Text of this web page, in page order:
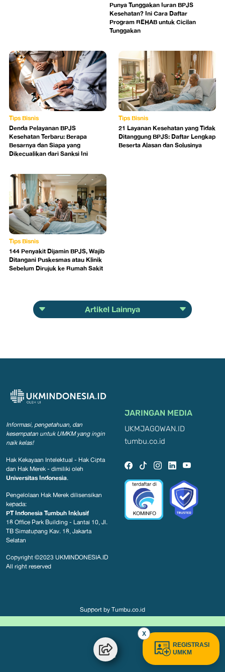
Punya Tunggakan Iuran BPJS
Kesehatan? Ini Cara Daftar
Program REHAB untuk Cicilan
Tunggakan
Tips Bisnis
Denda Pelayanan BPJS
Kesehatan Terbaru: Berapa
Besarnya dan Siapa yang
Dikecualikan dari Sanksi Ini
Tips Bisnis
21 Layanan Kesehatan yang Tidak
Ditanggung BPJS: Daftar Lengkap
Beserta Alasan dan Solusinya
Tips Bisnis
144 Penyakit Dijamin BPJS, Wajib
Ditangani Puskesmas atau Klinik
Sebelum Dirujuk ke Rumah Sakit
Artikel Lainnya
Informasi, pengetahuan, dan
kesempatan untuk UMKM yang ingin
naik kelas!
Hak Kekayaan Intelektual - Hak Cipta
dan Hak Merek - dimiliki oleh
Universitas Indonesia.
Pengelolaan Hak Merek dilisensikan
kepada:
PT Indonesia Tumbuh Inklusif
18 Office Park Building - Lantai 10, Jl.
TB Simatupang Kav. 18, Jakarta
Selatan
Copyright ©2023 UKMINDONESIA.ID
All right reserved
JARINGAN MEDIA
UKMJAGOWAN.ID
tumbu.co.id
Support by Tumbu.co.id
X
REGISTRASI
UMKM